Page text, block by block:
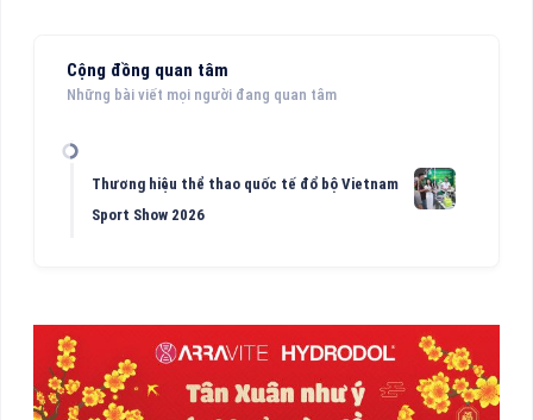
Cộng đồng quan tâm
Những bài viết mọi người đang quan tâm
Thương hiệu thể thao quốc tế đổ bộ Vietnam
Sport Show 2026